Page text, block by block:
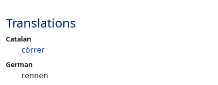
Translations
Catalan
córrer
German
rennen